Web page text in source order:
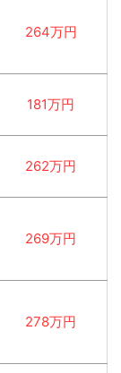
264万円
181万円
262万円
269万円
278万円